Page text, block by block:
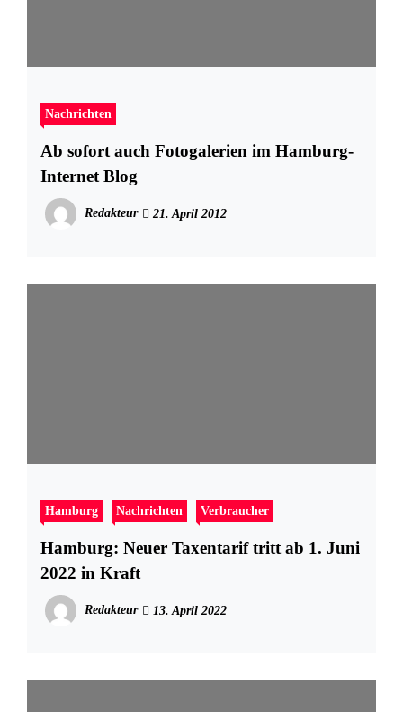
Nachrichten
Ab sofort auch Fotogalerien im Hamburg-
Internet Blog
Redakteur 21. April 2012
Hamburg Nachrichten Verbraucher
Hamburg: Neuer Taxentarif tritt ab 1. Juni
2022 in Kraft
Redakteur 13. April 2022